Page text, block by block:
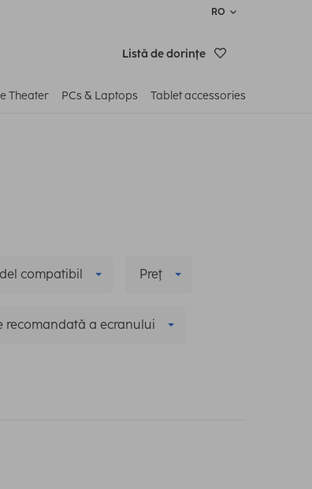
RO
Listă de dorinţe
Theater PCs & Laptops Tablet accessories
compatibil Preţ
recomandată a ecranului